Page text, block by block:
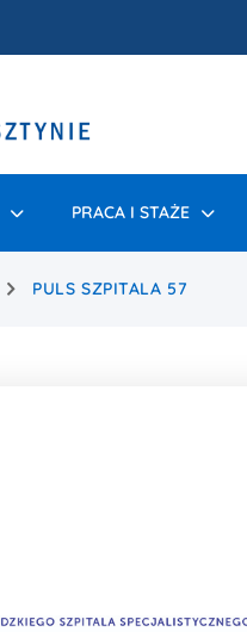
PRACA I STAŻE
PULS SZPITALA 57